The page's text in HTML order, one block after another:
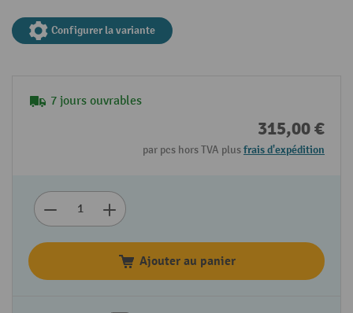
Configurer la variante
7 jours ouvrables
315,00 €
par pcs hors TVA plusfrais d'expédition
Ajouter au panier